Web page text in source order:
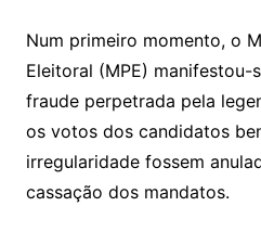
Num primeiro momento, o
Eleitoral (MPE)
fraude perpetrada pela
os votos dos candidatos
irregularidade fossem
cassação dos mandatos.